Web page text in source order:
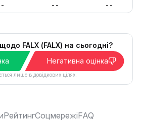
-- --
FALX (FALX) на сьогодні?
Негативна оцінка
лише в довідкових цілях.
РейтингСоцмережіFAQ